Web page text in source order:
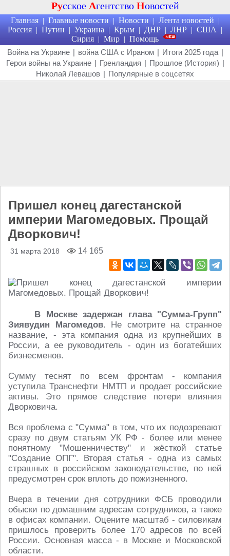
Русское Агентство Новостей
Главная | Главные новости | Новости | Лента новостей |
Россия | Путин | Украина | Крым | ДНР | ЛНР | США |
Сирия | Мир | Помощь
Война на Украине | война США с Ираном | Итоги 2025 года |
Герои войны на Украине | Гренландия | Прошлое (История) |
Николай Левашов | Популярные в соцсетях
Пришел конец дагестанской
империи Магомедовых. Прощай
Дворкович!
31 марта 2018 14 165
В Москве задержан глава "Сумма-Групп"
Зиявудин Магомедов. Не смотрите на странное
название, - эта компания одна из крупнейших в
России, а ее руководитель - один из богатейших
бизнесменов.
Сумму теснят по всем фронтам - компания
уступила Транснефти НМТП и продает российские
активы. Это прямое следствие потери влияния
Дворковича.
Вся проблема с "Сумма" в том, что их подозревают
сразу по двум статьям УК РФ - более или менее
понятному "Мошенничеству" и жёсткой статье
"Создание ОПГ". Вторая статья - одна из самых
страшных в российском законодательстве, по ней
предусмотрен срок вплоть до пожизненного.
Вчера в течении дня сотрудники ФСБ проводили
обыски по домашним адресам сотрудников, а также
в офисах компании. Оцените масштаб - силовикам
пришлось проверить более 170 адресов по всей
России. Основная масса - в Москве и Московской
области.